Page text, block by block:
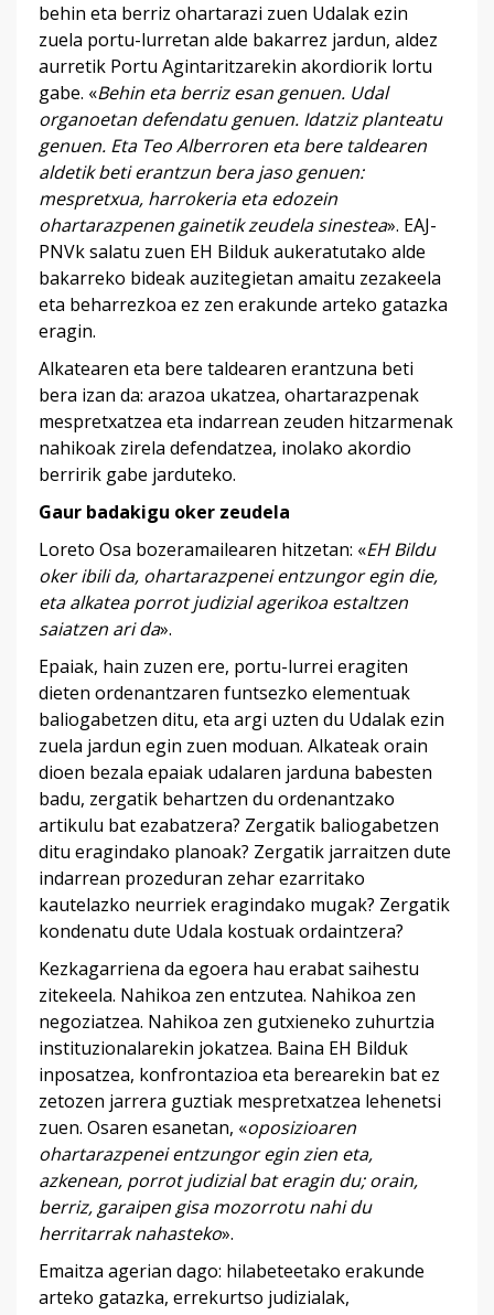
behin eta berriz ohartarazi zuen Udalak ezin
zuela portu-lurretan alde bakarrez jardun, aldez
aurretik Portu Agintaritzarekin akordiorik lortu
gabe. «Behin eta berriz esan genuen. Udal
organoetan defendatu genuen. Idatziz planteatu
genuen. Eta Teo Alberroren eta bere taldearen
aldetik beti erantzun bera jaso genuen:
mespretxua, harrokeria eta edozein
ohartarazpenen gainetik zeudela sinestea». EAJ-
PNVk salatu zuen EH Bilduk aukeratutako alde
bakarreko bideak auzitegietan amaitu zezakeela
eta beharrezkoa ez zen erakunde arteko gatazka
eragin.
Alkatearen eta bere taldearen erantzuna beti
bera izan da: arazoa ukatzea, ohartarazpenak
mespretxatzea eta indarrean zeuden hitzarmenak
nahikoak zirela defendatzea, inolako akordio
berririk gabe jarduteko.
Gaur badakigu oker zeudela
Loreto Osa bozeramailearen hitzetan: «EH Bildu
oker ibili da, ohartarazpenei entzungor egin die,
eta alkatea porrot judizial agerikoa estaltzen
saiatzen ari da».
Epaiak, hain zuzen ere, portu-lurrei eragiten
dieten ordenantzaren funtsezko elementuak
baliogabetzen ditu, eta argi uzten du Udalak ezin
zuela jardun egin zuen moduan. Alkateak orain
dioen bezala epaiak udalaren jarduna babesten
badu, zergatik behartzen du ordenantzako
artikulu bat ezabatzera? Zergatik baliogabetzen
ditu eragindako planoak? Zergatik jarraitzen dute
indarrean prozeduran zehar ezarritako
kautelazko neurriek eragindako mugak? Zergatik
kondenatu dute Udala kostuak ordaintzera?
Kezkagarriena da egoera hau erabat saihestu
zitekeela. Nahikoa zen entzutea. Nahikoa zen
negoziatzea. Nahikoa zen gutxieneko zuhurtzia
instituzionalarekin jokatzea. Baina EH Bilduk
inposatzea, konfrontazioa eta berearekin bat ez
zetozen jarrera guztiak mespretxatzea lehenetsi
zuen. Osaren esanetan, «oposizioaren
ohartarazpenei entzungor egin zien eta,
azkenean, porrot judizial bat eragin du; orain,
berriz, garaipen gisa mozorrotu nahi du
herritarrak nahasteko».
Emaitza agerian dago: hilabeteetako erakunde
arteko gatazka, errekurtso judizialak,